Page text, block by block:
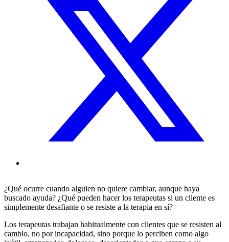
¿Qué ocurre cuando alguien no quiere cambiar, aunque haya
buscado ayuda? ¿Qué pueden hacer los terapeutas si un cliente es
simplemente desafiante o se resiste a la terapia en sí?
Los terapeutas trabajan habitualmente con clientes que se resisten al
cambio, no por incapacidad, sino porque lo perciben como algo